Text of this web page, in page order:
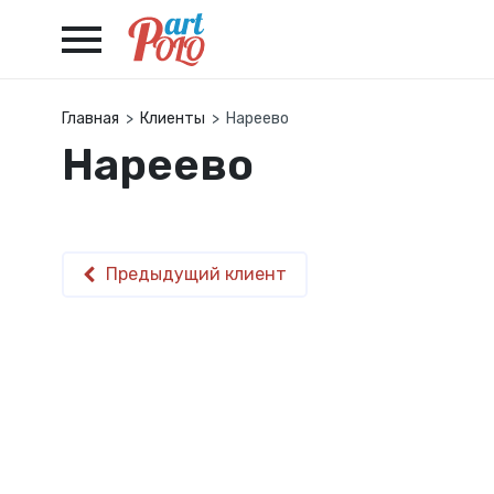
Главная Клиенты Нареево
Нареево
Предыдущий клиент